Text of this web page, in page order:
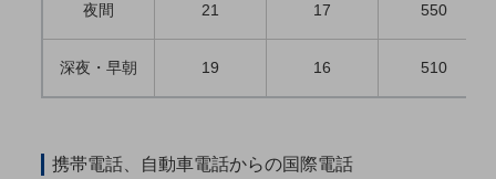
運用管理
夜間 21 17 550
深夜・早朝 19 16 510
携帯電話、自動車電話からの国際電話